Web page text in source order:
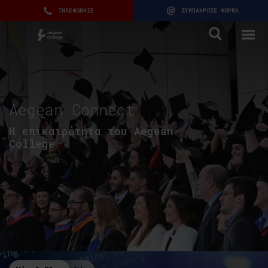
ΤΗΛΕΦΩΝΗΣΕ ΣΥΜΠΛΗΡΩΣΕ ΦΟΡΜΑ
Aegean Connect
H επικαιρότητα του Aegean
College